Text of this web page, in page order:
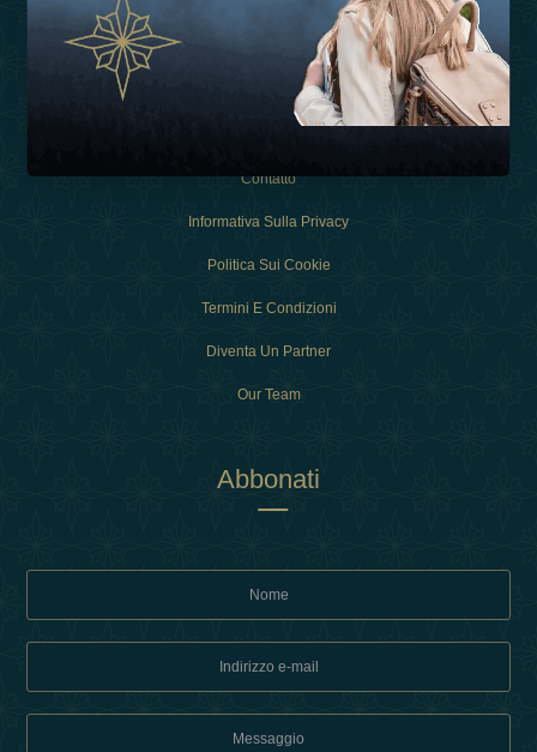
Esperienza
Contatto
Informativa Sulla Privacy
Politica Sui Cookie
Termini E Condizioni
Diventa Un Partner
Our Team
Abbonati